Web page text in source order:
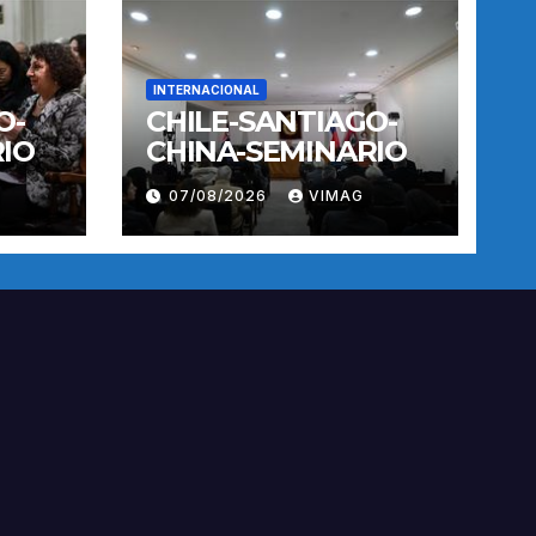
INTERNACIONAL
CHILE-SANTIAGO-
CHINA-SEMINARIO
07/08/2026 VIMAG